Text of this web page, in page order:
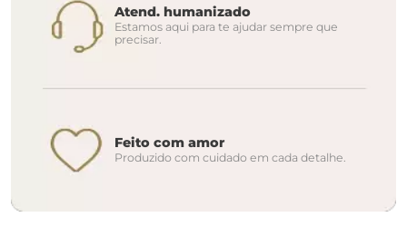
Atend. humanizado
Estamos aqui para te ajudar sempre que
precisar.
Feito com amor
Produzido com cuidado em cada detalhe.